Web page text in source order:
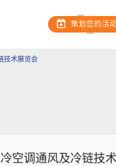
策划您的活
技术展览会
空调通风及冷链技